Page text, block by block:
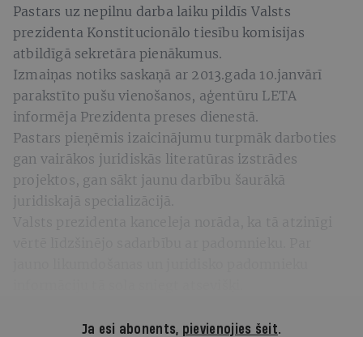
Pastars uz nepilnu darba laiku pildīs Valsts
prezidenta Konstitucionālo tiesību komisijas
atbildīgā sekretāra pienākumus.
Izmaiņas notiks saskaņā ar 2013.gada 10.janvārī
parakstīto pušu vienošanos, aģentūru LETA
informēja Prezidenta preses dienestā.
Pastars pieņēmis izaicinājumu turpmāk darboties
gan vairākos juridiskās literatūras izstrādes
projektos, gan sākt jaunu darbību šaurākā
juridiskajā specializācijā.
Ja esi abonents, pievienojies šeit.